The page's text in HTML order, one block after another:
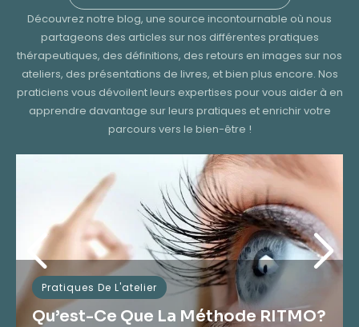
Découvrez notre blog, une source incontournable où nous
partageons des articles sur nos différentes pratiques
thérapeutiques, des définitions, des retours en images sur nos
ateliers, des présentations de livres, et bien plus encore. Nos
praticiens vous dévoilent leurs expertises pour vous aider à en
apprendre davantage sur leurs pratiques et enrichir votre
parcours vers le bien-être !
Pratiques De L'atelier
Qu’est-Ce Que La Méthode RITMO?